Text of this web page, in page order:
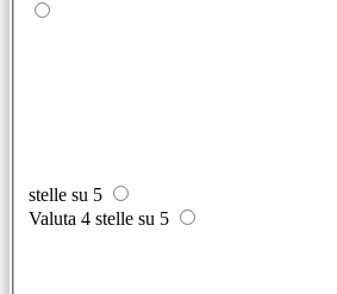
stelle su 5
Valuta 4 stelle su 5